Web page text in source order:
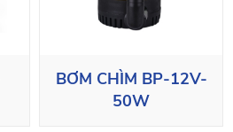
BƠM CHÌM BP-12V-
50W